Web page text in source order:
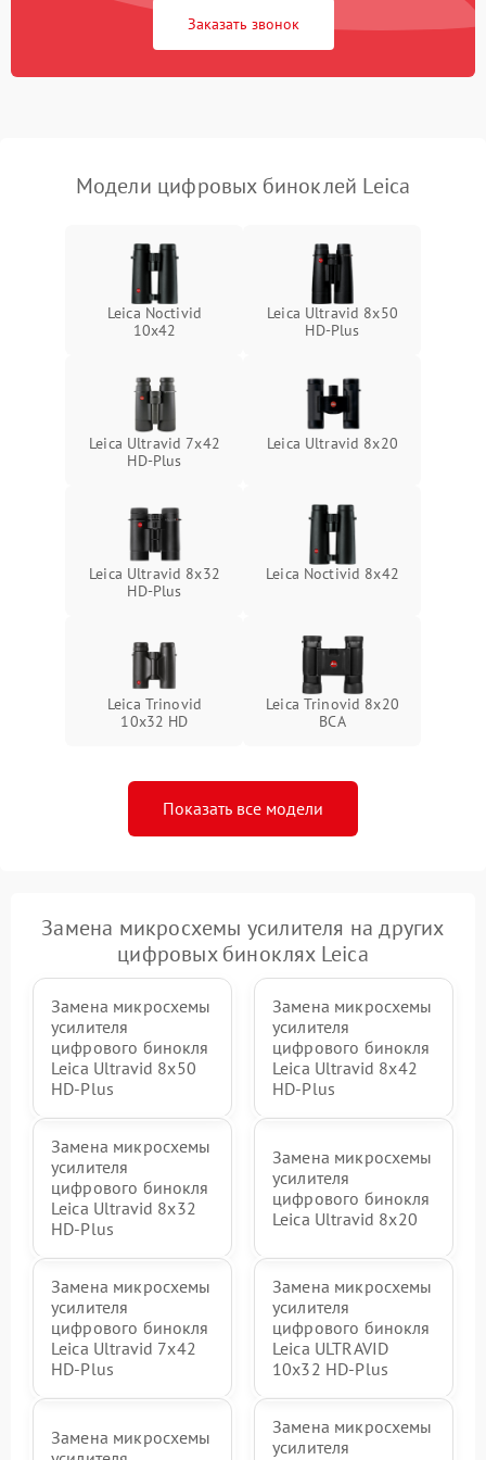
1500 ₽ Подробнее →
Заказать звонок
Модели цифровых биноклей Leica
Leica Noctivid
10x42
Leica Ultravid 8x50
HD-Plus
Leica Ultravid 7x42
HD-Plus
Leica Ultravid 8x20
Leica Ultravid 8x32
HD-Plus
Leica Noctivid 8x42
Leica Trinovid
10x32 HD
Leica Trinovid 8x20
BCA
Показать все модели
Замена микросхемы усилителя на других
цифровых биноклях Leica
Замена микросхемы
усилителя
цифрового бинокля
Leica Ultravid 8x50
HD-Plus
Замена микросхемы
усилителя
цифрового бинокля
Leica Ultravid 8x42
HD-Plus
Замена микросхемы
усилителя
цифрового бинокля
Leica Ultravid 8x32
HD-Plus
Замена микросхемы
усилителя
цифрового бинокля
Leica Ultravid 8x20
Замена микросхемы
усилителя
цифрового бинокля
Leica Ultravid 7x42
HD-Plus
Замена микросхемы
усилителя
цифрового бинокля
Leica ULTRAVID
10x32 HD-Plus
Замена микросхемы
Замена микросхемы
усилителя